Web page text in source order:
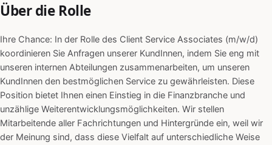
Über die Rolle
Ihre Chance: In der Rolle des Client Service Associates (m/w/d)
koordinieren Sie Anfragen unserer KundInnen, indem Sie eng mit
unseren internen Abteilungen zusammenarbeiten, um unseren
KundInnen den bestmöglichen Service zu gewährleisten. Diese
Position bietet Ihnen einen Einstieg in die Finanzbranche und
unzählige Weiterentwicklungsmöglichkeiten. Wir stellen
Mitarbeitende aller Fachrichtungen und Hintergründe ein, weil wir
der Meinung sind, dass diese Vielfalt auf unterschiedliche Weise